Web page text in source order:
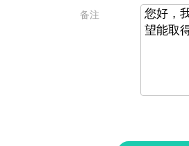
备注